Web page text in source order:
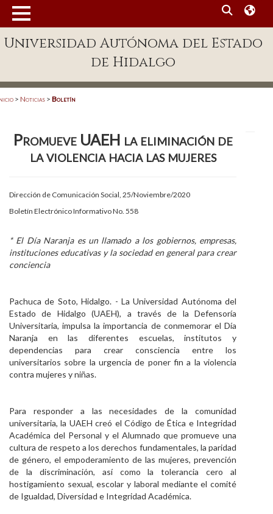
Enlaces
Patronato
Publicaciones en línea
Acreditación Internacional
Alumnado
Aspirantes
Alumni
Visitantes
Universidad Autónoma del Estado
de Hidalgo
> Noticias > Boletín
Promueve UAEH la eliminación de
la violencia hacia las mujeres
Dirección de Comunicación Social, 25/Noviembre/2020
Boletín Electrónico Informativo No. 558
* El Día Naranja es un llamado a los gobiernos, empresas,
instituciones educativas y la sociedad en general para crear
conciencia
Pachuca de Soto, Hidalgo. - La Universidad Autónoma del
Estado de Hidalgo (UAEH), a través de la Defensoría
Universitaria, impulsa la importancia de conmemorar el Día
Naranja en las diferentes escuelas, institutos y
dependencias para crear consciencia entre los
universitarios sobre la urgencia de poner fin a la violencia
contra mujeres y niñas.
Para responder a las necesidades de la comunidad
universitaria, la UAEH creó el Código de Ética e Integridad
Académica del Personal y el Alumnado que promueve una
cultura de respeto a los derechos fundamentales, la paridad
de género, el empoderamiento de las mujeres, prevención
de la discriminación, así como la tolerancia cero al
hostigamiento sexual, escolar y laboral mediante el comité
de Igualdad, Diversidad e Integridad Académica.